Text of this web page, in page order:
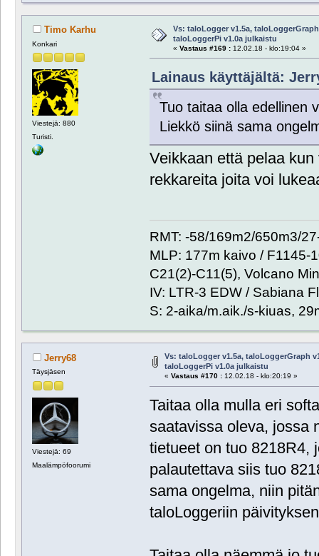
Timo Karhu
Konkari
Viestejä: 880
Turisti.
Vs: taloLogger v1.5a, taloLoggerGraph
taloLoggerPi v1.0a julkaistu
« Vastaus #169 :12.02.18 - klo:19:04 »
Lainaus käyttäjältä:
Tuo taitaa olla edellinen
Liekkö siinä sama
Veikkaan että pelaa
rekkareita joita voi
RMT: -58/169m2/650m3/
MLP: 177m kaivo / F1145-
C21(2)-C11(5), Volcano
IV: LTR-3 EDW / Sabiana
S: 2-aika/m.aik./s-kiuas,
Jerry68
Täysjäsen
Viestejä: 69
Maalämpöfoorumi
Vs: taloLogger v1.5a, taloLoggerGraph
taloLoggerPi v1.0a julkaistu
« Vastaus #170 :12.02.18 - klo:20:19 »
Taitaa olla mulla eri
saatavissa oleva, jossa
tietueet on tuo 8218R4,
palautettava siis tuo
sama ongelma, niin
taloLoggeriin